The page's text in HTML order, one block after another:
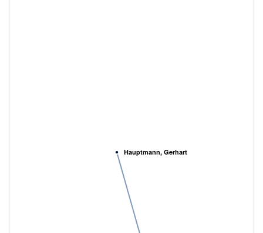
Hauptmann, Gerhart